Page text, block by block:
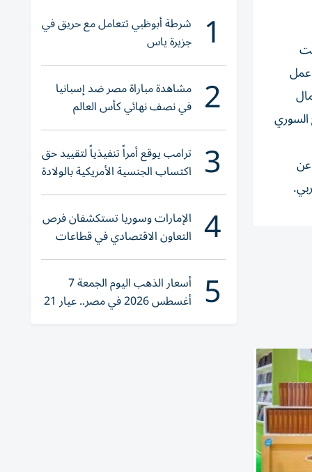
عمل
1 شرطة أبوظبي تتعامل مع حريق في
جزيرة ياس
2 مشاهدة مباراة مصر ضد إسبانيا
في نصف نهائي كأس العالم
لناشئات اليد 2026
3 ترامب يوقع أمراً تنفيذياً لتقييد حق
اكتساب الجنسية الأمريكية بالولادة
4 الإمارات وسوريا تستكشفان فرص
التعاون الاقتصادي في قطاعات
حيوية
5 أسعار الذهب اليوم الجمعة 7
أغسطس 2026 في مصر.. عيار 21